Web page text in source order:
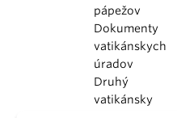
pápežov
Dokumenty
vatikánskych
úradov
Druhý
vatikánsky